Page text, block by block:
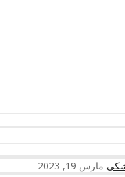
مارس 19, 2023